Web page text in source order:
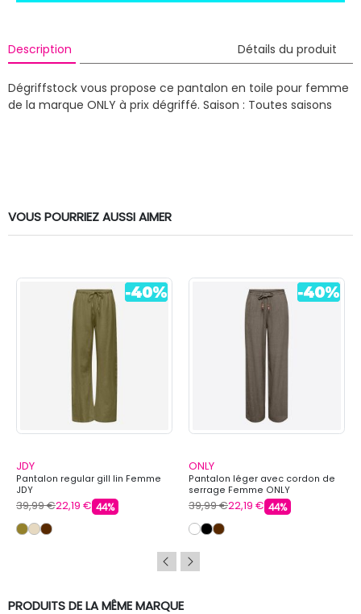
Description Détails du produit
Dégriffstock vous propose ce pantalon en toile pour femme
de la marque ONLY à prix dégriffé. Saison : Toutes saisons
VOUS POURRIEZ AUSSI AIMER
JDY
Pantalon regular gill lin Femme
JDY
39,99 €22,19 € 44%
ONLY
Pantalon léger avec cordon de
serrage Femme ONLY
39,99 €22,19 € 44%
PRODUITS DE LA MÊME MARQUE